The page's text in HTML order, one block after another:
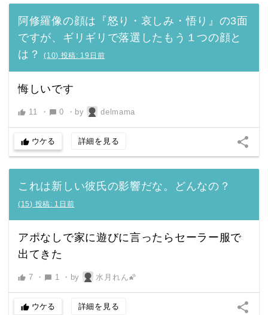
阿修羅像の顔は『怒り・哀しみ・悟り』の3面
ですが、ギリギリで落選したもう１つの顔と
は？
(10) 投稿: 19日前
悔しいです
thumb_up 11 ・ chat_bubble 0 ・ by delmama
thumb_up ウケる 詳細を見る share
これは新しい彼氏の影響だな。どんなの？
(15) 投稿: 1日前
アポなしで家に遊びに言ったらセーラー服で
出てきた
thumb_up 7 ・ chat_bubble 1 ・ by 水月れん🌠
thumb_up ウケる 詳細を見る share